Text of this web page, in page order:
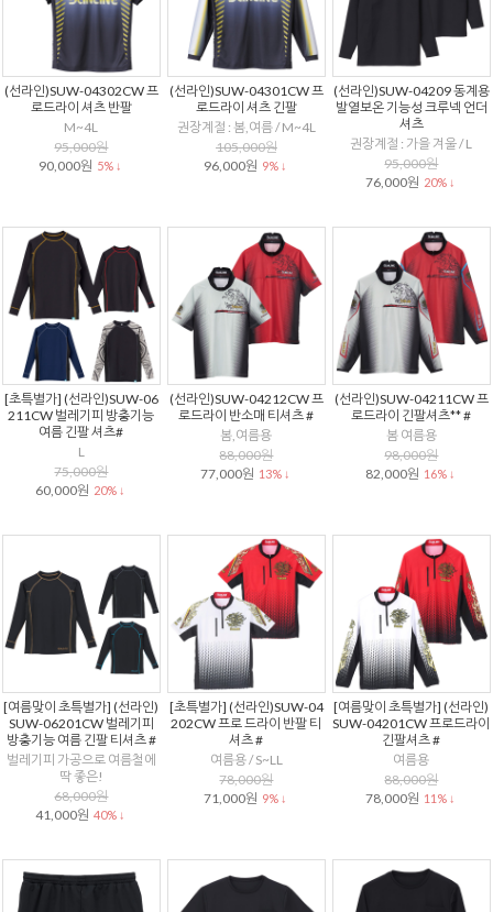
(선라인)SUW-04302CW 프
로드라이 셔츠 반팔
M~4L
95,000원
90,000원 5% ↓
(선라인)SUW-04301CW 프
로드라이 셔츠 긴팔
권장계절 : 봄,여름 / M~4L
105,000원
96,000원 9% ↓
(선라인)SUW-04209 동계용
발열보온 기능성 크루넥 언더
셔츠
권장계절 : 가을 겨울 / L
95,000원
76,000원 20% ↓
[초특별가] (선라인)SUW-06
211CW 벌레기피 방충기능
여름 긴팔 셔츠#
L
75,000원
60,000원 20% ↓
(선라인)SUW-04212CW 프
로드라이 반소매 티셔츠 #
봄,여름용
88,000원
77,000원 13% ↓
(선라인)SUW-04211CW 프
로드라이 긴팔셔츠** #
봄 여름용
98,000원
82,000원 16% ↓
[여름맞이 초특별가] (선라인)
SUW-06201CW 벌레기피
방충기능 여름 긴팔 티셔츠 #
벌레기피 가공으로 여름철에
딱 좋은!
68,000원
41,000원 40% ↓
[초특별가] (선라인)SUW-04
202CW 프로 드라이 반팔 티
셔츠 #
여름용 / S~LL
78,000원
71,000원 9% ↓
[여름맞이 초특별가] (선라인)
SUW-04201CW 프로드라이
긴팔셔츠 #
여름용
88,000원
78,000원 11% ↓